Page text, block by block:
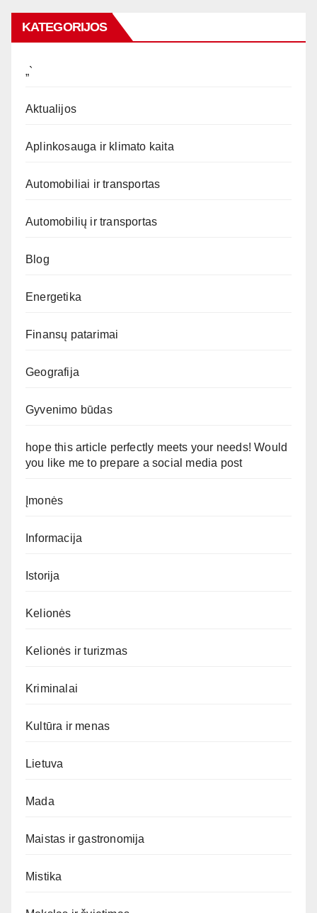
KATEGORIJOS
„`
Aktualijos
Aplinkosauga ir klimato kaita
Automobiliai ir transportas
Automobilių ir transportas
Blog
Energetika
Finansų patarimai
Geografija
Gyvenimo būdas
hope this article perfectly meets your needs! Would
you like me to prepare a social media post
Įmonės
Informacija
Istorija
Kelionės
Kelionės ir turizmas
Kriminalai
Kultūra ir menas
Lietuva
Mada
Maistas ir gastronomija
Mistika